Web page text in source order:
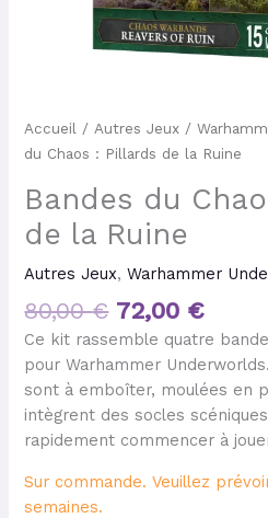
Accueil /Autres Jeux /
du Chaos : Pillards de la Ruine
Bandes du
de la Ruine
Autres Jeux,Warhammer
80,00€ 72,00 €
Ce kit rassemble quatre
pour Warhammer
sont à emboîter, moulées en
intègrent des socles
rapidement commencer à
Sur commande. Veuillez
semaines.